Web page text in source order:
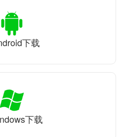
下载
下载